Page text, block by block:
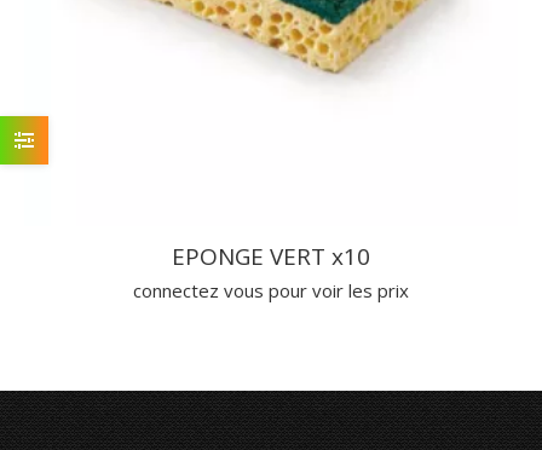
EPONGE VERT x10
connectez vous pour voir les prix